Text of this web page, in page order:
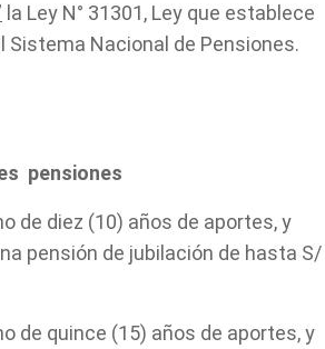
la Ley N° 31301, Ley que establece
Nacional de Pensiones.
pensiones
de diez (10) años de aportes, y
pensión de jubilación de hasta S/
de quince (15) años de aportes, y